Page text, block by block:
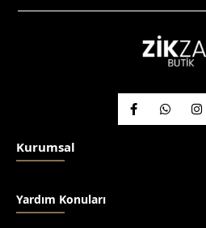
Kurumsal
Yardım Konuları